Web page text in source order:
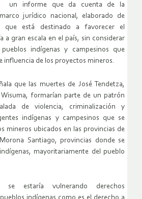
un informe que da cuenta de la
jurídico nacional, elaborado de
que está destinado a favorecer el
a gran escala en el país, sin considerar
indígenas y campesinos que
influencia de los proyectos mineros.
que las muertes de José Tendetza,
Wisuma, formarían parte de un patrón
de violencia, criminalización y
indígenas y campesinos que se
mineros ubicados en las provincias de
Santiago, provincias donde se
mayoritariamente del pueblo
estaría vulnerando derechos